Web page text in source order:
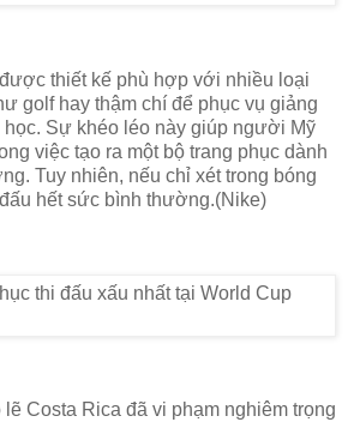
thiết kế phù hợp với nhiều loại
golf hay thậm chí để phục vụ giảng
Sự khéo léo này giúp người Mỹ
việc tạo ra một bộ trang phục dành
Tuy nhiên, nếu chỉ xét trong bóng
hết sức bình thường.(Nike)
Costa Rica đã vi phạm nghiêm trọng